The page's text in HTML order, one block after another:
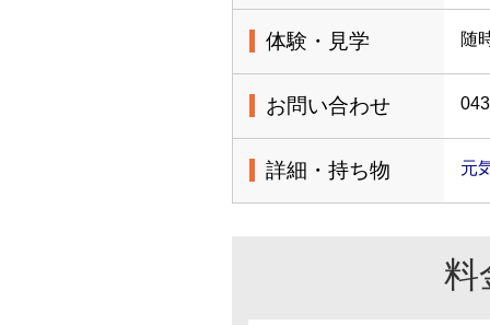
体験・見学 随
お問い合わせ
詳細・持ち物 元
料